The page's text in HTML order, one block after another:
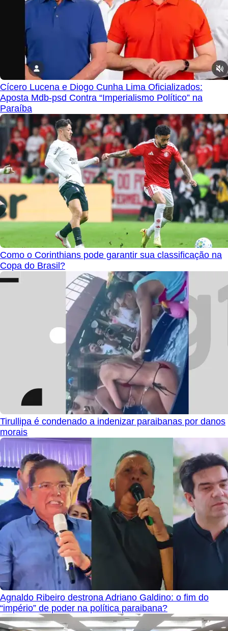
Cícero Lucena e Diogo Cunha Lima Oficializados:
Aposta Mdb-psd Contra “Imperialismo Político” na
Paraíba
Como o Corinthians pode garantir sua classificação na
Copa do Brasil?
Tirullipa é condenado a indenizar paraibanas por danos
morais
Agnaldo Ribeiro destrona Adriano Galdino: o fim do
“império” de poder na política paraibana?